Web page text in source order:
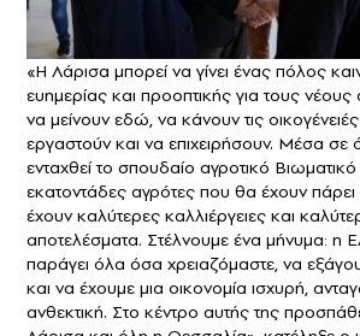
«Η Λάρισα μπορεί να γίνει ένας πόλος
ευημερίας και προοπτικής για τους
να μείνουν εδώ, να κάνουν τις
εργαστούν και να επιχειρήσουν. Μέσα σε
ενταχθεί το σπουδαίο αγροτικό
εκατοντάδες αγρότες που θα έχουν
έχουν καλύτερες καλλιέργειες και
αποτελέσματα. Στέλνουμε ένα μήνυμα: η
παράγει όλα όσα χρειαζόμαστε, να
και να έχουμε μια οικονομία ισχυρή,
ανθεκτική. Στο κέντρο αυτής της